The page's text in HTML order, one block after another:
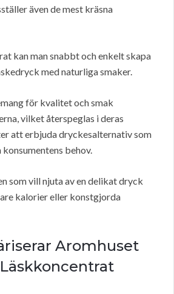
även de mest kräsna
kan man snabbt och enkelt skapa
med naturliga smaker.
för kvalitet och smak
vilket återspeglas i deras
att erbjuda dryckesalternativ som
behov.
som vill njuta av en delikat dryck
kalorier eller konstgjorda
Aromhuset